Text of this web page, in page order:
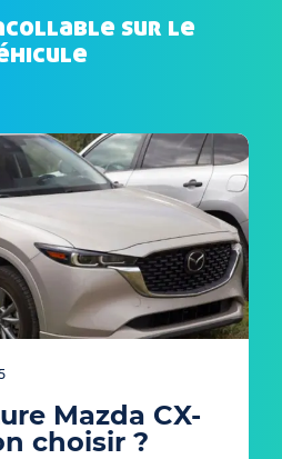
sur le
Mazda CX-
choisir ?